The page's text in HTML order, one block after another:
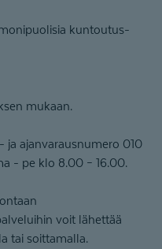
kuntoutus-
mukaan.
ja ajanvarausnumero 010
- pe klo 8.00 – 16.00.
voit lähettää
tai soittamalla.